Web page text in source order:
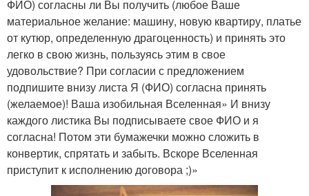
ФИО) согласны ли Вы получить (любое Ваше
материальное желание: машину, новую квартиру, платье
от кутюр, определенную драгоценность) и принять это
легко в свою жизнь, пользуясь этим в свое
удовольствие? При согласии с предложением
подпишите внизу листа Я (ФИО) согласна принять
(желаемое)! Ваша изобильная Вселенная» И внизу
каждого листика Вы подписываете свое ФИО и я
согласна! Потом эти бумажечки можно сложить в
конвертик, спрятать и забыть. Вскоре Вселенная
приступит к исполнению договора ;)»